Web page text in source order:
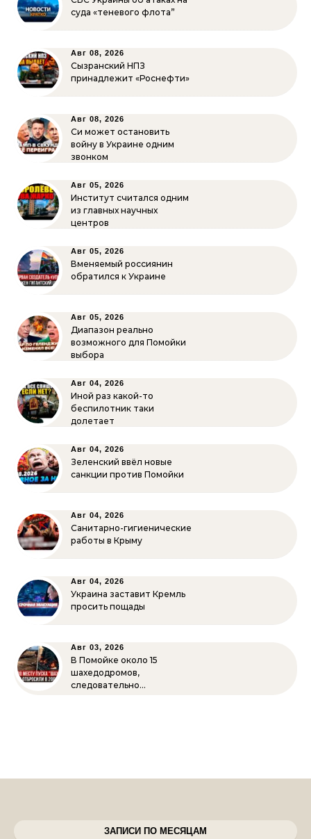
суда «теневого флота”
Авг 08, 2026
Сызранский НПЗ
принадлежит «Роснефти»
Авг 08, 2026
Си может остановить
войну в Украине одним
звонком
Авг 05, 2026
Институт считался одним
из главных научных
центров
Авг 05, 2026
Вменяемый россиянин
обратился к Украине
Авг 05, 2026
Диапазон реально
возможного для Помойки
выбора
Авг 04, 2026
Иной раз какой-то
беспилотник таки
долетает
Авг 04, 2026
Зеленский ввёл новые
санкции против Помойки
Авг 04, 2026
Санитарно-гигиенические
работы в Крыму
Авг 04, 2026
Украина заставит Кремль
просить пощады
Авг 03, 2026
В Помойке около 15
шахедодромов,
следовательно…
ЗАПИСИ ПО МЕСЯЦАМ